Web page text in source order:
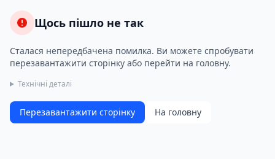
Щось пішло не так
Сталася непередбачена помилка. Ви можете спробувати
перезавантажити сторінку або перейти на головну.
Технічні деталі
Перезавантажити сторінку На головну